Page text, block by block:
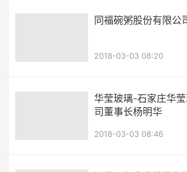
同福碗粥股份有限公
2018-03-03 08:20
华莹玻璃-石家庄华
司董事长杨明华
2018-03-03 08:46